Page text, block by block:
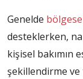
Genelde
desteklerken,
kişisel bakımın
şekillendirme